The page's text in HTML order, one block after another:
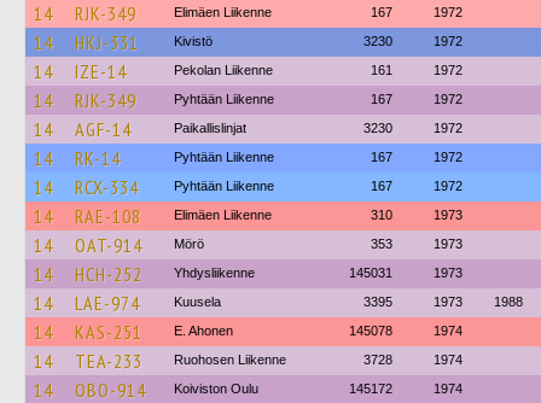
14 RJK-349 Elimäen Liikenne 167 1972
14 HKJ-331 Kivistö 3230 1972
14 IZE-14 Pekolan Liikenne 161 1972
14 RJK-349 Pyhtään Liikenne 167 1972
14 AGF-14 Paikallislinjat 3230 1972
14 RK-14 Pyhtään Liikenne 167 1972
14 RCX-334 Pyhtään Liikenne 167 1972
14 RAE-108 Elimäen Liikenne 310 1973
14 OAT-914 Mörö 353 1973
14 HCH-252 Yhdysliikenne 145031 1973
14 LAE-974 Kuusela 3395 1973 1988
14 KAS-251 E. Ahonen 145078 1974
14 TEA-233 Ruohosen Liikenne 3728 1974
14 OBO-914 Koiviston Oulu 145172 1974